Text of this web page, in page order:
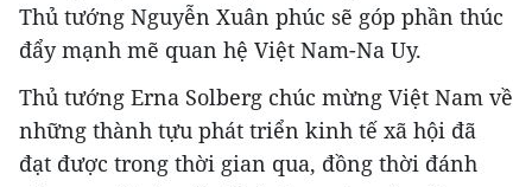
Thủ tướng Nguyễn Xuân phúc sẽ góp phần thúc
đẩy mạnh mẽ quan hệ Việt Nam-Na Uy.
Thủ tướng Erna Solberg chúc mừng Việt Nam về
những thành tựu phát triển kinh tế xã hội đã
đạt được trong thời gian qua, đồng thời đánh